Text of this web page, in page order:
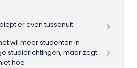
er even tussenuit
wil meer studenten in
studierichtingen, maar zegt
hoe